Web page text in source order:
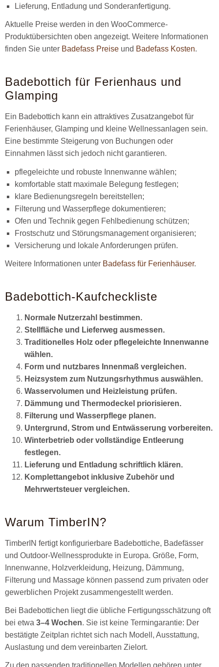
Lieferung, Entladung und Sonderanfertigung.
Aktuelle Preise werden in den WooCommerce-
Produktübersichten oben angezeigt. Weitere Informationen
finden Sie unter Badefass Preise und Badefass Kosten.
Badebottich für Ferienhaus und
Glamping
Ein Badebottich kann ein attraktives Zusatzangebot für
Ferienhäuser, Glamping und kleine Wellnessanlagen sein.
Eine bestimmte Steigerung von Buchungen oder
Einnahmen lässt sich jedoch nicht garantieren.
pflegeleichte und robuste Innenwanne wählen;
komfortable statt maximale Belegung festlegen;
klare Bedienungsregeln bereitstellen;
Filterung und Wasserpflege dokumentieren;
Ofen und Technik gegen Fehlbedienung schützen;
Frostschutz und Störungsmanagement organisieren;
Versicherung und lokale Anforderungen prüfen.
Weitere Informationen unter Badefass für Ferienhäuser.
Badebottich-Kaufcheckliste
Normale Nutzerzahl bestimmen.
Stellfläche und Lieferweg ausmessen.
Traditionelles Holz oder pflegeleichte Innenwanne
wählen.
Form und nutzbares Innenmaß vergleichen.
Heizsystem zum Nutzungsrhythmus auswählen.
Wasservolumen und Heizleistung prüfen.
Dämmung und Thermodeckel priorisieren.
Filterung und Wasserpflege planen.
Untergrund, Strom und Entwässerung vorbereiten.
Winterbetrieb oder vollständige Entleerung
festlegen.
Lieferung und Entladung schriftlich klären.
Komplettangebot inklusive Zubehör und
Mehrwertsteuer vergleichen.
Warum TimberIN?
TimberIN fertigt konfigurierbare Badebottiche, Badefässer
und Outdoor-Wellnessprodukte in Europa. Größe, Form,
Innenwanne, Holzverkleidung, Heizung, Dämmung,
Filterung und Massage können passend zum privaten oder
gewerblichen Projekt zusammengestellt werden.
Bei Badebottichen liegt die übliche Fertigungsschätzung oft
bei etwa 3–4 Wochen. Sie ist keine Termingarantie: Der
bestätigte Zeitplan richtet sich nach Modell, Ausstattung,
Auslastung und dem vereinbarten Zielort.